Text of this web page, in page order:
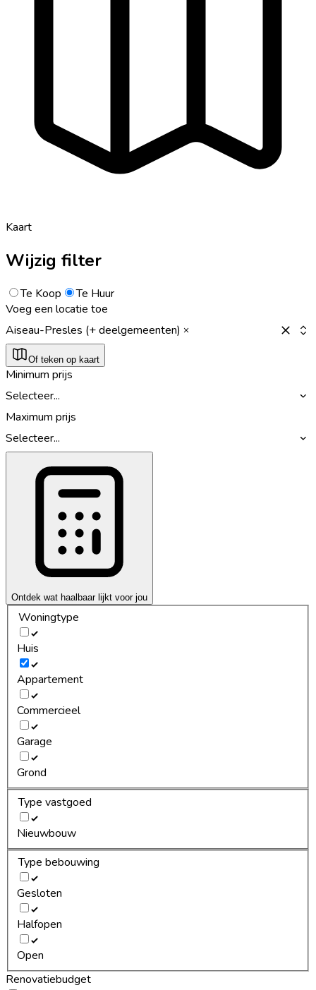
Kaart
Wijzig filter
Te Koop
Te Huur
Voeg een locatie toe
Aiseau-Presles (+ deelgemeenten)
Of teken op kaart
Minimum prijs
Selecteer...
Maximum prijs
Selecteer...
Ontdek wat haalbaar lijkt voor jou
Woningtype
Huis
Appartement
Commercieel
Garage
Grond
Type vastgoed
Nieuwbouw
Type bebouwing
Gesloten
Halfopen
Open
Renovatiebudget